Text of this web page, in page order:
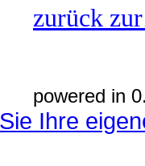
zurück
powered in
Ihre